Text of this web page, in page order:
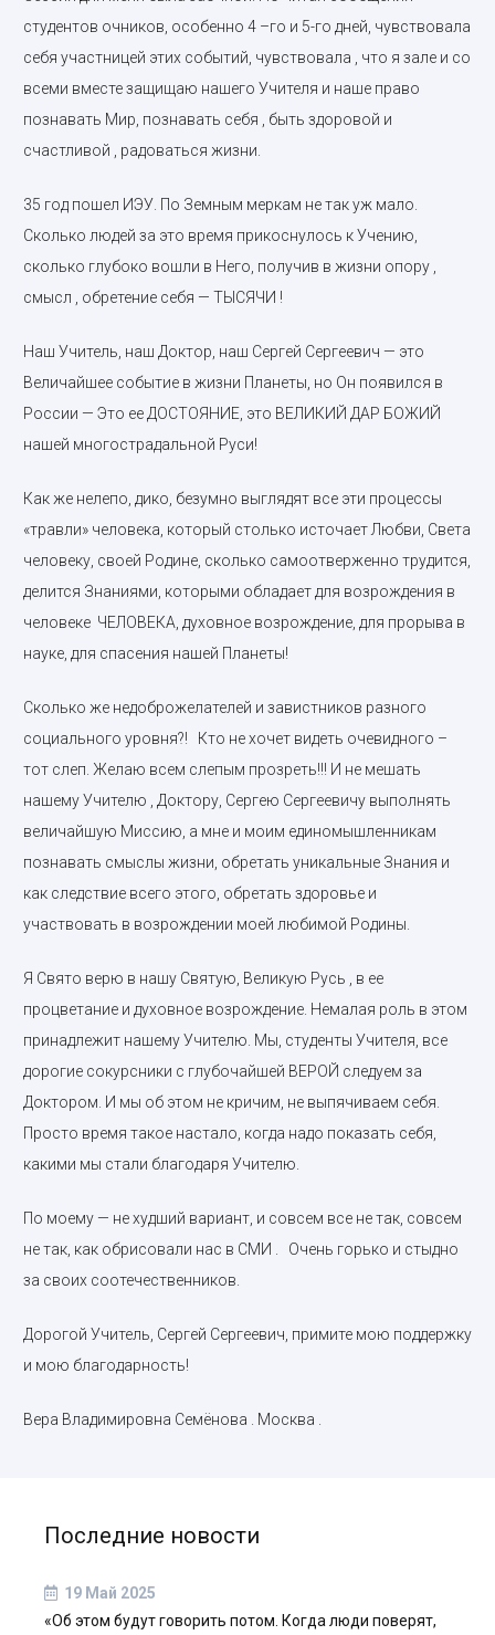
студентов очников, особенно 4 –го и 5-го дней, чувствовала
себя участницей этих событий, чувствовала , что я зале и со
всеми вместе защищаю нашего Учителя и наше право
познавать Мир, познавать себя , быть здоровой и
счастливой , радоваться жизни.
35 год пошел ИЭУ. По Земным меркам не так уж мало.
Сколько людей за это время прикоснулось к Учению,
сколько глубоко вошли в Него, получив в жизни опору ,
смысл , обретение себя — ТЫСЯЧИ !
Наш Учитель, наш Доктор, наш Сергей Сергеевич — это
Величайшее событие в жизни Планеты, но Он появился в
России — Это ее ДОСТОЯНИЕ, это ВЕЛИКИЙ ДАР БОЖИЙ
нашей многострадальной Руси!
Как же нелепо, дико, безумно выглядят все эти процессы
«травли» человека, который столько источает Любви, Света
человеку, своей Родине, сколько самоотверженно трудится,
делится Знаниями, которыми обладает для возрождения в
человеке ЧЕЛОВЕКА, духовное возрождение, для прорыва в
науке, для спасения нашей Планеты!
Сколько же недоброжелателей и завистников разного
социального уровня?! Кто не хочет видеть очевидного –
тот слеп. Желаю всем слепым прозреть!!! И не мешать
нашему Учителю , Доктору, Сергею Сергеевичу выполнять
величайшую Миссию, а мне и моим единомышленникам
познавать смыслы жизни, обретать уникальные Знания и
как следствие всего этого, обретать здоровье и
участвовать в возрождении моей любимой Родины.
Я Свято верю в нашу Святую, Великую Русь , в ее
процветание и духовное возрождение. Немалая роль в этом
принадлежит нашему Учителю. Мы, студенты Учителя, все
дорогие сокурсники с глубочайшей ВЕРОЙ следуем за
Доктором. И мы об этом не кричим, не выпячиваем себя.
Просто время такое настало, когда надо показать себя,
какими мы стали благодаря Учителю.
По моему — не худший вариант, и совсем все не так, совсем
не так, как обрисовали нас в СМИ . Очень горько и стыдно
за своих соотечественников.
Дорогой Учитель, Сергей Сергеевич, примите мою поддержку
и мою благодарность!
Вера Владимировна Семёнова . Москва .
Последние новости
19 Май 2025
«Об этом будут говорить потом. Когда люди поверят,